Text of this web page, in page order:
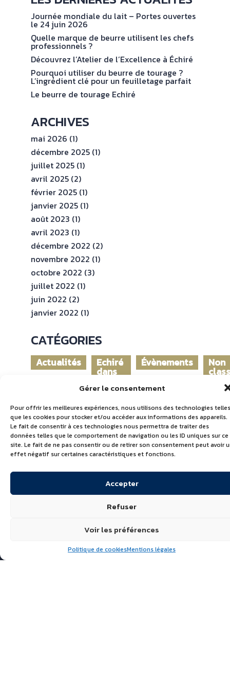
Gérer le consentement
Pour offrir les meilleures expériences, nous utilisons des technologies telles
que les cookies pour stocker et/ou accéder aux informations des appareils.
Le fait de consentir à ces technologies nous permettra de traiter des
données telles que le comportement de navigation ou les ID uniques sur ce
site. Le fait de ne pas consentir ou de retirer son consentement peut avoir
effet négatif sur certaines caractéristiques et fonctions.
Accepter
Refuser
Voir les préférences
Politique de cookiesMentions légales
NOS
ENGAGEMENTS
ESPACE
PROFESSIONNEL
CONTACT
Journée mondiale du lait – Portes ouvertes
le 24 juin 2026
Quelle marque de beurre utilisent les chefs
professionnels ?
Découvrez l’Atelier de l’Excellence à Échiré
Pourquoi utiliser du beurre de tourage ?
L’ingrédient clé pour un feuilletage parfait
Le beurre de tourage Echiré
ARCHIVES
mai 2026 (1)
décembre 2025 (1)
juillet 2025 (1)
avril 2025 (2)
février 2025 (1)
janvier 2025 (1)
août 2023 (1)
avril 2023 (1)
décembre 2022 (2)
novembre 2022 (1)
octobre 2022 (3)
juillet 2022 (1)
juin 2022 (2)
janvier 2022 (1)
CATÉGORIES
Actualités Echiré
dans
monde
Évènements Non